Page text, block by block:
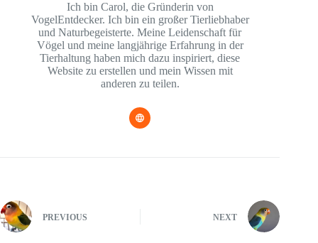
Ich bin Carol, die Gründerin von
VogelEntdecker. Ich bin ein großer Tierliebhaber
und Naturbegeisterte. Meine Leidenschaft für
Vögel und meine langjährige Erfahrung in der
Tierhaltung haben mich dazu inspiriert, diese
Website zu erstellen und mein Wissen mit
anderen zu teilen.
PREVIOUS NEXT